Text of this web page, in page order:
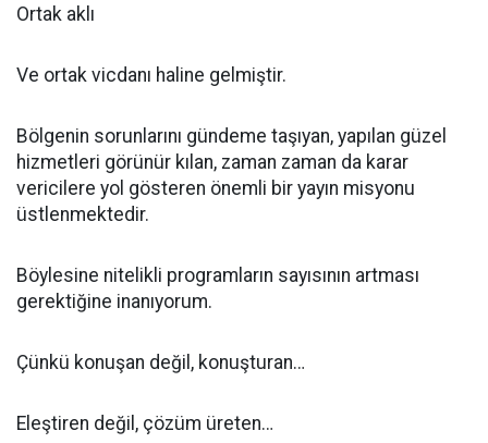
Ortak aklı
Ve ortak vicdanı haline gelmiştir.
Bölgenin sorunlarını gündeme taşıyan, yapılan güzel
hizmetleri görünür kılan, zaman zaman da karar
vericilere yol gösteren önemli bir yayın misyonu
üstlenmektedir.
Böylesine nitelikli programların sayısının artması
gerektiğine inanıyorum.
Çünkü konuşan değil, konuşturan…
Eleştiren değil, çözüm üreten…